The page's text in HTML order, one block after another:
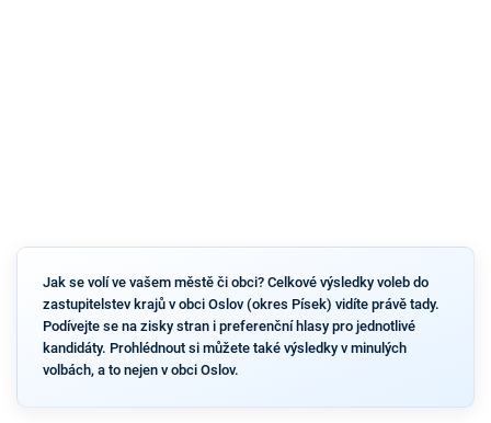
Jak se volí ve vašem městě či obci? Celkové výsledky voleb do
zastupitelstev krajů v obci Oslov (okres Písek) vidíte právě tady.
Podívejte se na zisky stran i preferenční hlasy pro jednotlivé
kandidáty. Prohlédnout si můžete také výsledky v minulých
volbách, a to nejen v obci Oslov.